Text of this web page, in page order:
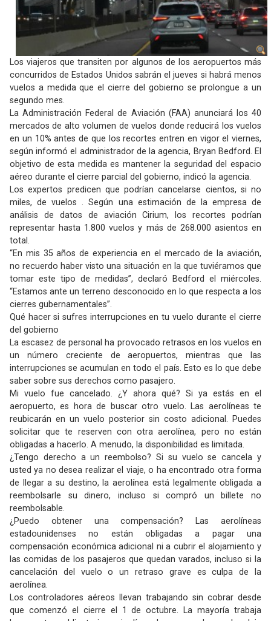
Los viajeros que transiten por algunos de los aeropuertos más
concurridos de Estados Unidos sabrán el jueves si habrá menos
vuelos a medida que el cierre del gobierno se prolongue a un
segundo mes.
La Administración Federal de Aviación (FAA) anunciará los 40
mercados de alto volumen de vuelos donde reducirá los vuelos
en un 10% antes de que los recortes entren en vigor el viernes,
según informó el administrador de la agencia, Bryan Bedford. El
objetivo de esta medida es mantener la seguridad del espacio
aéreo durante el cierre parcial del gobierno, indicó la agencia.
Los expertos predicen que podrían cancelarse cientos, si no
miles, de vuelos . Según una estimación de la empresa de
análisis de datos de aviación Cirium, los recortes podrían
representar hasta 1.800 vuelos y más de 268.000 asientos en
total.
“En mis 35 años de experiencia en el mercado de la aviación,
no recuerdo haber visto una situación en la que tuviéramos que
tomar este tipo de medidas”, declaró Bedford el miércoles.
“Estamos ante un terreno desconocido en lo que respecta a los
cierres gubernamentales”.
Qué hacer si sufres interrupciones en tu vuelo durante el cierre
del gobierno
La escasez de personal ha provocado retrasos en los vuelos en
un número creciente de aeropuertos, mientras que las
interrupciones se acumulan en todo el país. Esto es lo que debe
saber sobre sus derechos como pasajero.
Mi vuelo fue cancelado. ¿Y ahora qué? Si ya estás en el
aeropuerto, es hora de buscar otro vuelo. Las aerolíneas te
reubicarán en un vuelo posterior sin costo adicional. Puedes
solicitar que te reserven con otra aerolínea, pero no están
obligadas a hacerlo. A menudo, la disponibilidad es limitada.
¿Tengo derecho a un reembolso? Si su vuelo se cancela y
usted ya no desea realizar el viaje, o ha encontrado otra forma
de llegar a su destino, la aerolínea está legalmente obligada a
reembolsarle su dinero, incluso si compró un billete no
reembolsable.
¿Puedo obtener una compensación? Las aerolíneas
estadounidenses no están obligadas a pagar una
compensación económica adicional ni a cubrir el alojamiento y
las comidas de los pasajeros que quedan varados, incluso si la
cancelación del vuelo o un retraso grave es culpa de la
aerolínea.
Los controladores aéreos llevan trabajando sin cobrar desde
que comenzó el cierre el 1 de octubre. La mayoría trabaja